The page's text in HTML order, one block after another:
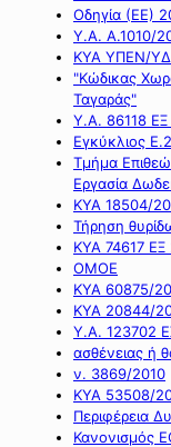
Οδηγία (ΕΕ)
Υ.Α. Α.1010/
ΚΥΑ ΥΠΕΝ/
"Κώδικας
Ταγαράς"
Υ.Α. 86118
Εγκύκλιος
Τμήμα
Εργασία
ΚΥΑ 18504/
Τήρηση
ΚΥΑ 74617 ΕΞ
ΟΜΟΕ
ΚΥΑ 60875/
ΚΥΑ 20844/
Υ.Α. 123702
ασθένειας ή
ν. 3869/2010
ΚΥΑ 53508/
Περιφέρεια
Κανονισμός